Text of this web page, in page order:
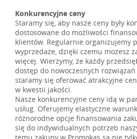
Konkurencyjne ceny
Staramy się, aby nasze ceny były
dostosowane do możliwości
klientów. Regularnie organizujemy
wyprzedaże, dzięki czemu możesz
więcej. Wierzymy, że każdy
dostęp do nowoczesnych
staramy się oferować atrakcyjne
w kwestii jakości.
Nasze konkurencyjne ceny idą w
usług. Oferujemy elastyczne
różnorodne opcje finansowania
się do indywidualnych potrzeb